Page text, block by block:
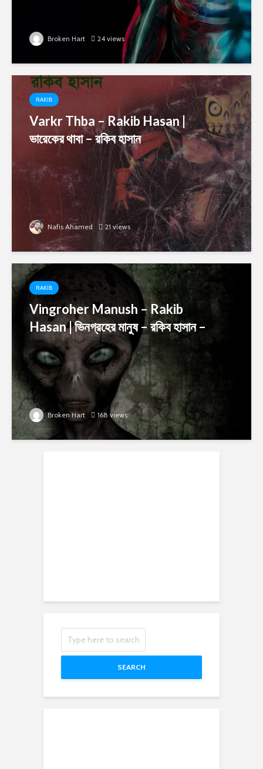
Broken Hart 24 views
RAKIB
Varkr Thba – Rakib Hasan |
ভারেকের থাবা – রকিব হাসান
Nafis Ahamed 21 views
RAKIB
Vingroher Manush – Rakib
Hasan | ভিনগ্রহের মানুষ – রকিব হাসান –
Broken Hart 168 views
SEARCH